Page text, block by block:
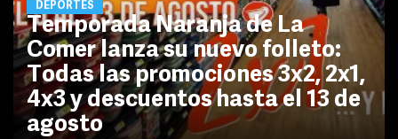
DEPORTES
Temporada Naranja de La
Comer lanza su nuevo folleto:
Todas las promociones 3x2, 2x1,
4x3 y descuentos hasta el 13 de
agosto